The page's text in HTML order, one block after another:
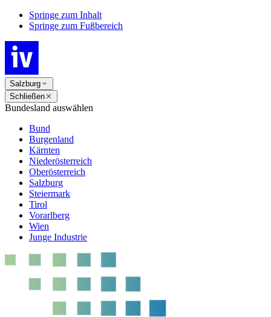
Springe zum Inhalt
Springe zum Fußbereich
Salzburg
Schließen
Bundesland auswählen
Bund
Burgenland
Kärnten
Niederösterreich
Oberösterreich
Salzburg
Steiermark
Tirol
Vorarlberg
Wien
Junge Industrie